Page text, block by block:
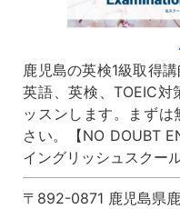
鹿児島の英検1級取得
英語、英検、TOEIC対
ッスンします。まず
さい。【NO DOUBT
イングリッシュスクール
〒892-0871 鹿児島県